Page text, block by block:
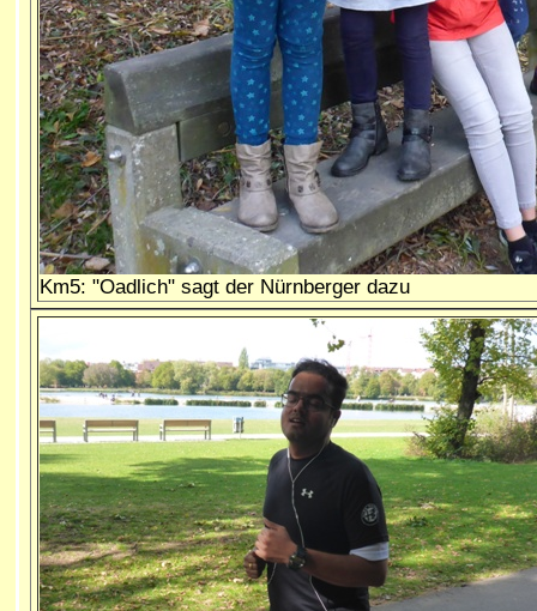
Km5: "Oadlich" sagt der Nürnberger dazu